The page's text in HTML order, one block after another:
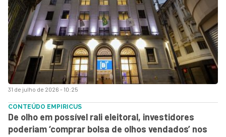
31 de julho de 2026 - 10:25
CONTEÚDO EMPIRICUS
De olho em possível rali eleitoral, investidores
poderiam ‘comprar bolsa de olhos vendados’ nos